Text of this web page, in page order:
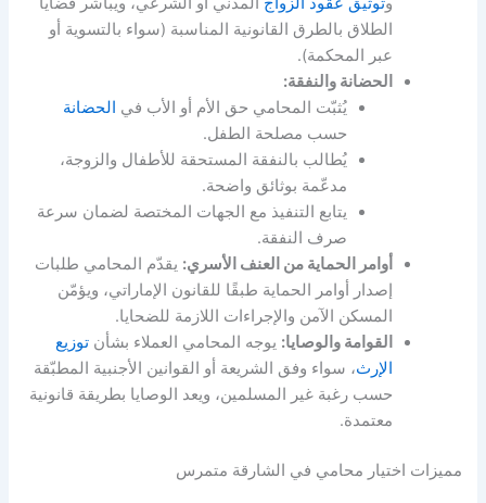
الطلاق بالطرق القانونية المناسبة (سواء بالتسوية أو
عبر المحكمة).
الحضانة والنفقة:
يُثبّت المحامي حق الأم أو الأب في الحضانة
حسب مصلحة الطفل.
يُطالب بالنفقة المستحقة للأطفال والزوجة،
مدعّمة بوثائق واضحة.
يتابع التنفيذ مع الجهات المختصة لضمان سرعة
صرف النفقة.
أوامر الحماية من العنف الأسري: يقدّم المحامي طلبات
إصدار أوامر الحماية طبقًا للقانون الإماراتي، ويؤمّن
المسكن الآمن والإجراءات اللازمة للضحايا.
القوامة والوصايا: يوجه المحامي العملاء بشأنتوزيع
الإرث، سواء وفق الشريعة أو القوانين الأجنبية المطبّقة
حسب رغبة غير المسلمين، ويعد الوصايا بطريقة قانونية
معتمدة.
مميزات اختيار محامي في الشارقة متمرس